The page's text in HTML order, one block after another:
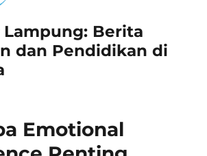
Lampung: Berita
dan Pendidikan di
Emotional